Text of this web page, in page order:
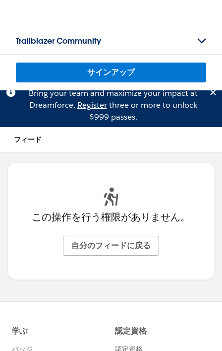
Trailblazer Community
サインアップ
Bring your team and maximize your impact at
Dreamforce. Registerthree or more to unlock
$999 passes.
フィード
この操作を行う権限がありません。
自分のフィードに戻る